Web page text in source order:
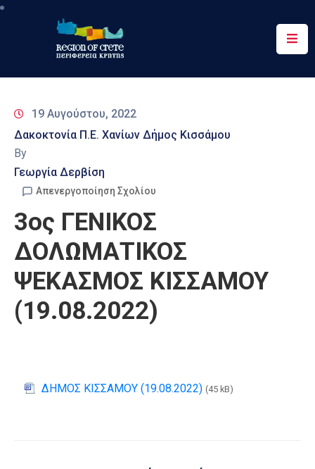
Περιφέρεια
&
Δράσεις
Ψηφιακές
Επικοινωνία
19 Αυγούστου, 2022
Δακοκτονία Π.Ε. Χανίων Δήμος Κισσάμου
By
Γεωργία Δερβίση
Απενεργοποίηση Σχολίου
3ος ΓΕΝΙΚΟΣ
ΔΟΛΩΜΑΤΙΚΟΣ
ΨΕΚΑΣΜΟΣ ΚΙΣΣΑΜΟΥ
(19.08.2022)
ΔΗΜΟΣ ΚΙΣΣΑΜΟΥ (19.08.2022) (45 kB)